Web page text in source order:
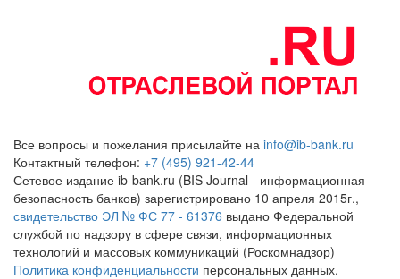
Все вопросы и пожелания присылайте на info@ib-bank.ru
Контактный телефон: +7 (495) 921-42-44
Сетевое издание ib-bank.ru (BIS Journal - информационная
безопасность банков) зарегистрировано 10 апреля 2015г.,
свидетельство ЭЛ № ФС 77 - 61376 выдано Федеральной
службой по надзору в сфере связи, информационных
технологий и массовых коммуникаций (Роскомнадзор)
Политика конфиденциальности персональных данных.